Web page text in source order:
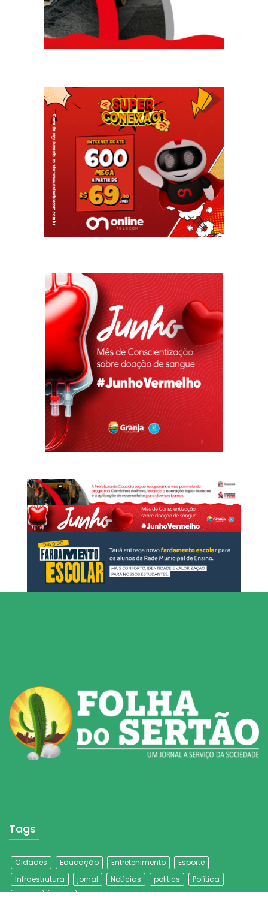
Tags
Cidades Educação Entretenimento
Esporte
Infraestrutura
jornal Notícias politics
Política